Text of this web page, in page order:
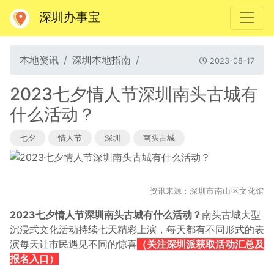
深圳办事宝
本地资讯 深圳本地指南 2023-08-17
2023七夕情人节深圳南头古城有
什么活动？
七夕 情人节 深圳 南头古城
资讯来源：深圳市南山区文化馆
2023七夕情人节深圳南头古城有什么活动？南头古城大型
沉浸式文化活动持续七天精彩上演， 每天都有不同形式的表
演每天让市民遇见不同的惊喜 （关注深圳派获取活动汇总及
报名入口）